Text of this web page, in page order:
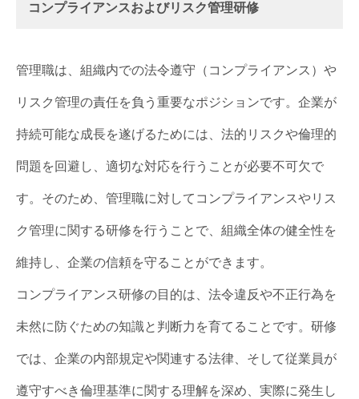
コンプライアンスおよびリスク管理研修
管理職は、組織内での法令遵守（コンプライアンス）や
リスク管理の責任を負う重要なポジションです。企業が
持続可能な成長を遂げるためには、法的リスクや倫理的
問題を回避し、適切な対応を行うことが必要不可欠で
す。そのため、管理職に対してコンプライアンスやリス
ク管理に関する研修を行うことで、組織全体の健全性を
維持し、企業の信頼を守ることができます。
コンプライアンス研修の目的は、法令違反や不正行為を
未然に防ぐための知識と判断力を育てることです。研修
では、企業の内部規定や関連する法律、そして従業員が
遵守すべき倫理基準に関する理解を深め、実際に発生し